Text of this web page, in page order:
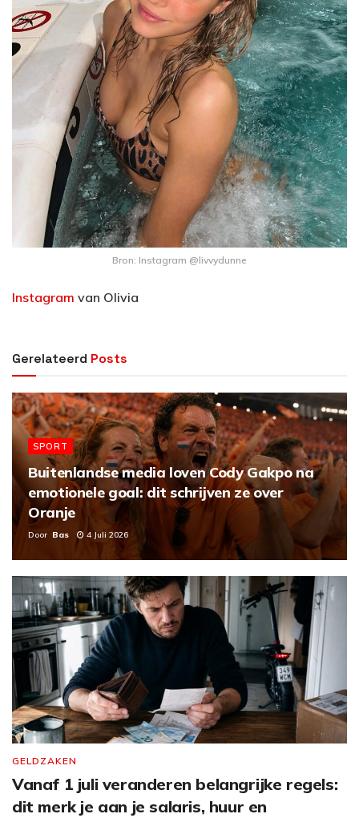
Bron: Instagram @livvydunne
Instagram van Olivia
Gerelateerd Posts
SPORT
Buitenlandse media loven Cody Gakpo na
emotionele goal: dit schrijven ze over
Oranje
Door Bas 4 Juli 2026
GELDZAKEN
Vanaf 1 juli veranderen belangrijke regels:
dit merk je aan je salaris, huur en